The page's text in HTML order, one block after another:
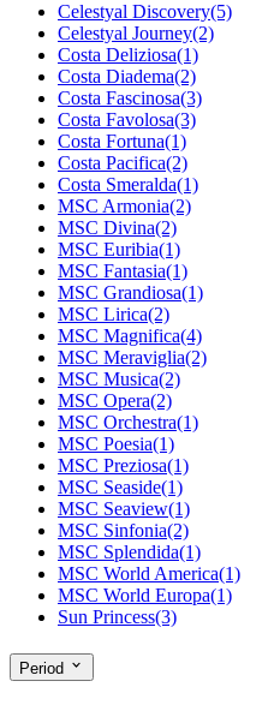
Celestyal Discovery(5)
Celestyal Journey(2)
Costa Deliziosa(1)
Costa Diadema(2)
Costa Fascinosa(3)
Costa Favolosa(3)
Costa Fortuna(1)
Costa Pacifica(2)
Costa Smeralda(1)
MSC Armonia(2)
MSC Divina(2)
MSC Euribia(1)
MSC Fantasia(1)
MSC Grandiosa(1)
MSC Lirica(2)
MSC Magnifica(4)
MSC Meraviglia(2)
MSC Musica(2)
MSC Opera(2)
MSC Orchestra(1)
MSC Poesia(1)
MSC Preziosa(1)
MSC Seaside(1)
MSC Seaview(1)
MSC Sinfonia(2)
MSC Splendida(1)
MSC World America(1)
MSC World Europa(1)
Sun Princess(3)
Period